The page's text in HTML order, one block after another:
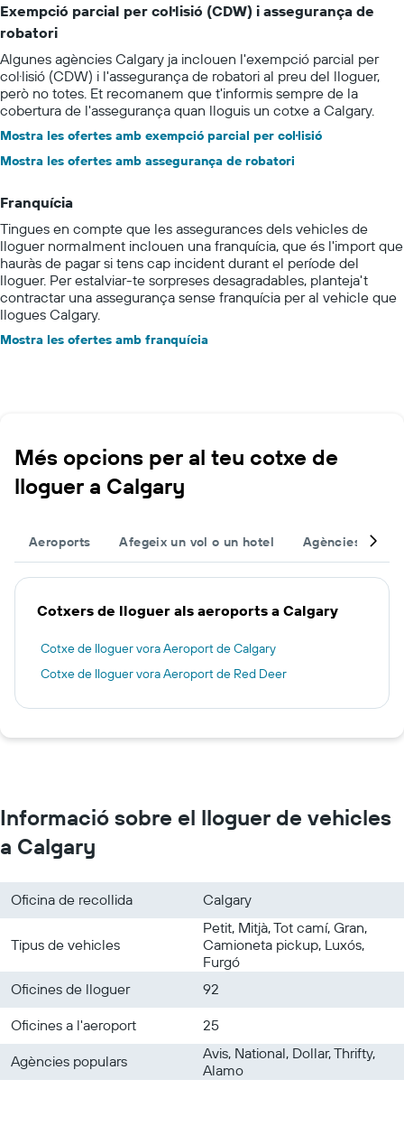
Exempció parcial per col·lisió (CDW) i assegurança de
robatori
Algunes agències Calgary ja inclouen l'exempció parcial per
col·lisió (CDW) i l'assegurança de robatori al preu del lloguer,
però no totes. Et recomanem que t'informis sempre de la
cobertura de l'assegurança quan lloguis un cotxe a Calgary.
Mostra les ofertes amb exempció parcial per col·lisió
Mostra les ofertes amb assegurança de robatori
Franquícia
Tingues en compte que les assegurances dels vehicles de
lloguer normalment inclouen una franquícia, que és l'import que
hauràs de pagar si tens cap incident durant el període del
lloguer. Per estalviar-te sorpreses desagradables, planteja't
contractar una assegurança sense franquícia per al vehicle que
llogues Calgary.
Mostra les ofertes amb franquícia
Més opcions per al teu cotxe de
lloguer a Calgary
Aeroports Afegeix un vol o un hotel Agències
Cotxers de lloguer als aeroports a Calgary
Cotxe de lloguer vora Aeroport de Calgary
Cotxe de lloguer vora Aeroport de Red Deer
Informació sobre el lloguer de vehicles
a Calgary
Oficina de recollida Calgary
Tipus de vehicles
Petit, Mitjà, Tot camí, Gran,
Camioneta pickup, Luxós,
Furgó
Oficines de lloguer
92
Oficines a l'aeroport
25
Agències populars
Avis, National, Dollar, Thrifty,
Alamo